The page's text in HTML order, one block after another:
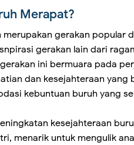
Merapat?
merupakan gerakan popular
gerakan lain dari
ini bermuara pada
dan kesejahteraan yang
kebuntuan buruh yang
kesejahteraan
menarik untuk mengulik